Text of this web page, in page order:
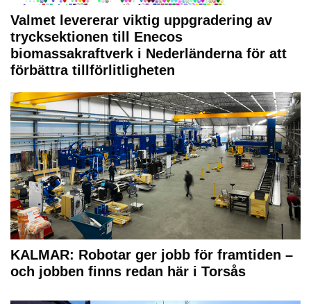
Valmet levererar viktig uppgradering av
trycksektionen till Enecos
biomassakraftverk i Nederländerna för att
förbättra tillförlitligheten
KALMAR: Robotar ger jobb för framtiden –
och jobben finns redan här i Torsås